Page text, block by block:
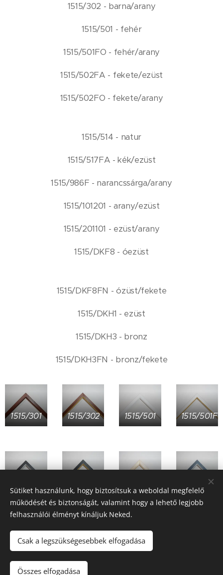
1515/302 - barna/arany
1515/501 - fehér
1515/501FO - fehér/arany
1515/502FA - fekete/ezüst
1515/502FO - fekete/arany
1515/514 - natur
1515/517FA - kék/ezüst
1515/986F - narancssárga/arany
1515/101201 - arany/ezüst
1515/201101 - ezüst/arany
1515/DKF8 - óezüst
1515/DKF8FN - ózüst/fekete
1515/DKH1 - ezüst
1515/DKH3 - bronz
1515/DKH3FN - bronz/fekete
1515/301 1515/302 1515/501 1515/
1515/517FA
1515/986F 1515/101201 1515/201101
Sütiket használunk, hogy biztosítsuk a weboldal megfelelő
működését és biztonságát, valamint hogy a lehető legjobb
felhasználói élményt kínáljuk Neked.
Csak a legszükségesebbek elfogadása
Összes elfogadása